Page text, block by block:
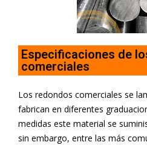
Especificaciones de
comerciales
Los redondos comerciales se
fabrican en diferentes
medidas este material se
sin embargo, entre las más